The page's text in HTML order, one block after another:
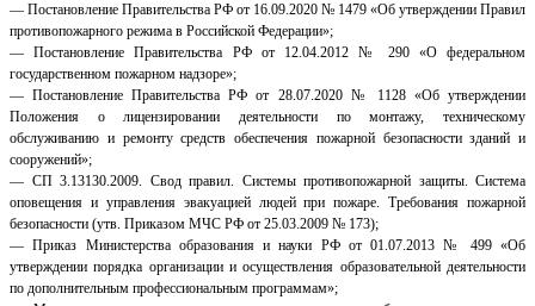
— Постановление Правительства РФ от 16.09.2020 № 1479 «Об утверждении Правил
противопожарного режима в Российской Федерации»;
— Постановление Правительства РФ от 12.04.2012 № 290 «О федеральном
государственном пожарном надзоре»;
— Постановление Правительства РФ от 28.07.2020 № 1128 «Об утверждении
Положения о лицензировании деятельности по монтажу, техническому
обслуживанию и ремонту средств обеспечения пожарной безопасности зданий и
сооружений»;
— СП 3.13130.2009. Свод правил. Системы противопожарной защиты. Система
оповещения и управления эвакуацией людей при пожаре. Требования пожарной
безопасности (утв. Приказом МЧС РФ от 25.03.2009 № 173);
— Приказ Министерства образования и науки РФ от 01.07.2013 № 499 «Об
утверждении порядка организации и осуществления образовательной деятельности
по дополнительным профессиональным программам»;